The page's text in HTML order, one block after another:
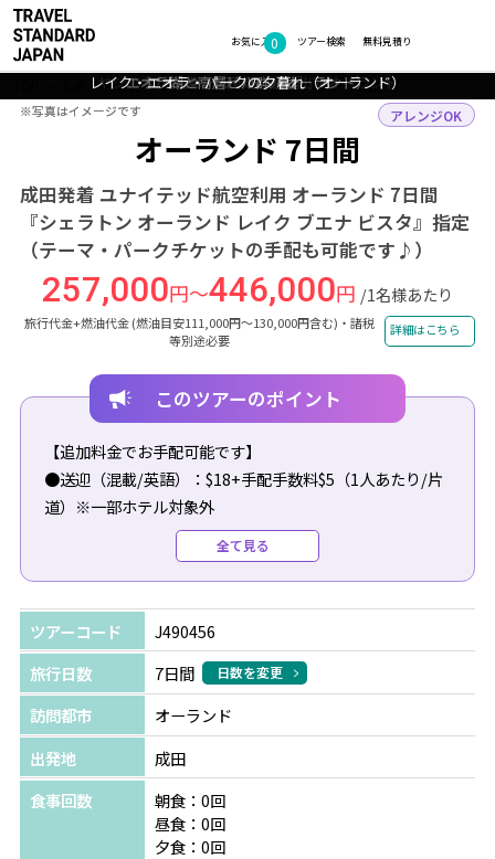
お気に入り
0 無料見積り
ツアー検索
北米・中南米 アメリカ オーランド ツアー詳細
オーランド 7日間
成田発着 ユナイテッド航空利用 オーランド 7日間
『シェラトン オーランド レイク ブエナ ビスタ』指定
（テーマ・パークチケットの手配も可能です♪）
アレンジOK
257,000円～446,000円 /1名様あたり
旅行代金+燃油代金 (燃油目安111,000円～130,000円含む)・諸税
等別途必要
詳細はこちら
夕暮れのダウンタウン（オーランド）
オーランドの風景
エオラ湖と高層ビル群（オーランド）
レイク・エオラ・パークの夕暮れ（オーランド）
ヤシの木が南国の雰囲気を醸し出すオーランド
フォトギャラリー
※写真はイメージです
※写真はイメージです
このツアーのポイント
【追加料金でお手配可能です】
●送迎（混載/英語）：$18+手配手数料$5（1人あたり/片
道）※一部ホテル対象外
●往路送迎（専用車/日本語/ホテルチェックインアシスト
付）：$300（1台あたり）
●復路送迎（専用車/日本語/空港チェックインアシスト
付）：$290（1台あたり）
＼今だけの特典！／
ウォルト・ディズニー・ワールド パークチケットをご購入
の方へ
パーク内やキャラクターダイニングでご利用いただけるギ
フトカードをプレゼント！
※パークチケット料金は日程により異なります。詳細はお
問合せください。
全て見る
ツアーコード
J490456
旅行日数
7日間 日数を変更
訪問都市
オーランド
出発地
成田
食事回数
朝食：0回
昼食：0回
夕食：0回